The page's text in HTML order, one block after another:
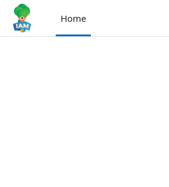
Skip to main content
Home